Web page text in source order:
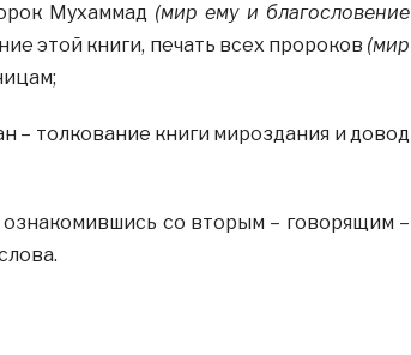
Мухаммад (мир ему и благословение
этой книги, печать всех пророков (мир
– толкование книги мироздания и довод
ознакомившись со вторым – говорящим –